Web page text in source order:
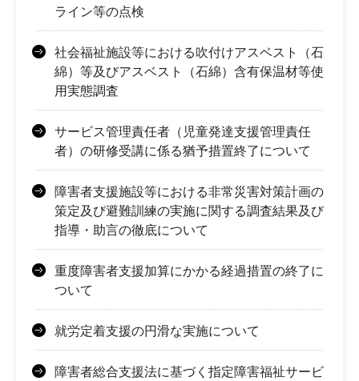
ライン等の点検
社会福祉施設等における吹付けアスベスト（石
綿）等及びアスベスト（石綿）含有保温材等使
用実態調査
サービス管理責任者（児童発達支援管理責任
者）の研修受講に係る猶予措置終了について
障害者支援施設等における非常災害対策計画の
策定及び避難訓練の実施に関する調査結果及び
指導・助言の徹底について
重度障害者支援加算にかかる経過措置の終了に
ついて
就労定着支援の円滑な実施について
障害者総合支援法に基づく指定障害福祉サービ